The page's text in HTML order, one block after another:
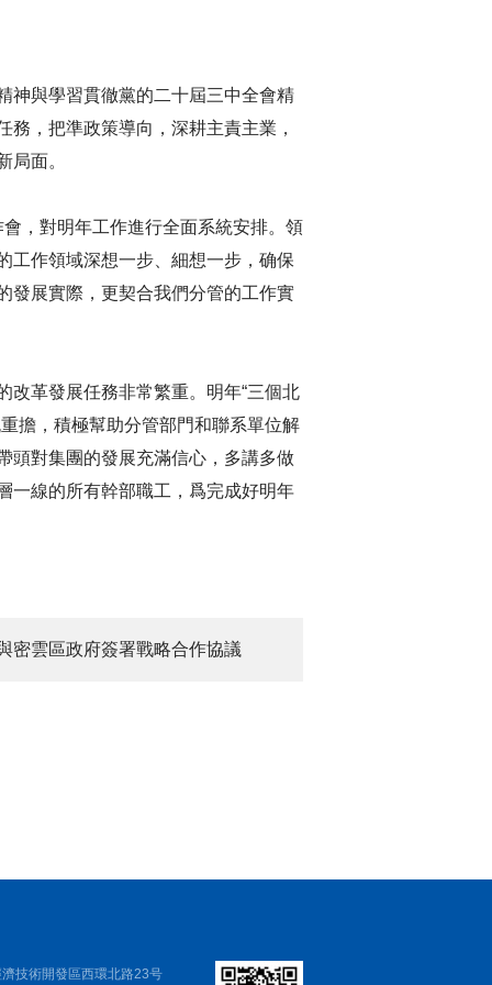
神與學習貫徹黨的二十屆三中全會精
，把準政策導向，深耕主責主業，
局面。
，對明年工作進行全面系統安排。領
工作領域深想一步、細想一步，确保
發展實際，更契合我們分管的工作實
改革發展任務非常繁重。明年“三個北
擔，積極幫助分管部門和聯系單位解
頭對集團的發展充滿信心，多講多做
一線的所有幹部職工，爲完成好明年
密雲區政府簽署戰略合作協議
技術開發區西環北路23号